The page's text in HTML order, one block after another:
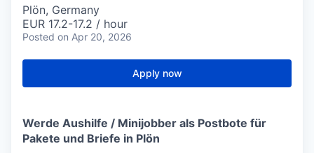
Plön, Germany
EUR 17.2-17.2 / hour
Posted on Apr 20, 2026
Apply now
Werde Aushilfe / Minijobber als Postbote für
Pakete und Briefe in Plön